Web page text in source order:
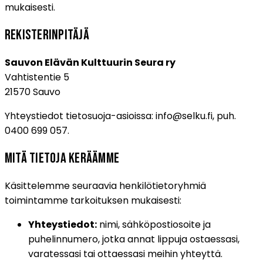
mukaisesti.
Rekisterinpitäjä
Sauvon Elävän Kulttuurin Seura ry
Vahtistentie 5
21570 Sauvo
Yhteystiedot tietosuoja-asioissa: info@selku.fi, puh.
0400 699 057.
Mitä tietoja keräämme
Käsittelemme seuraavia henkilötietoryhmiä
toimintamme tarkoituksen mukaisesti:
Yhteystiedot: nimi, sähköpostiosoite ja
puhelinnumero, jotka annat lippuja ostaessasi,
varatessasi tai ottaessasi meihin yhteyttä.